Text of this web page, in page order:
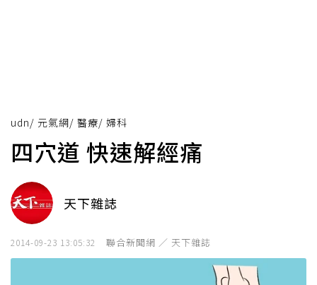
udn/ 元氣網/ 醫療/ 婦科
四穴道 快速解經痛
天下雜誌
2014-09-23 13:05:32 聯合新聞網 ／ 天下雜誌